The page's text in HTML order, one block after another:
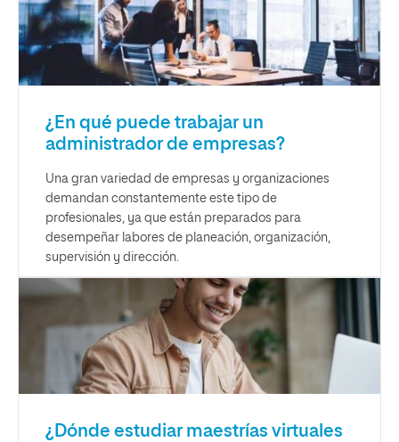
¿En qué puede trabajar un
administrador de empresas?
Una gran variedad de empresas y organizaciones
demandan constantemente este tipo de
profesionales, ya que están preparados para
desempeñar labores de planeación, organización,
supervisión y dirección.
¿Dónde estudiar maestrías virtuales